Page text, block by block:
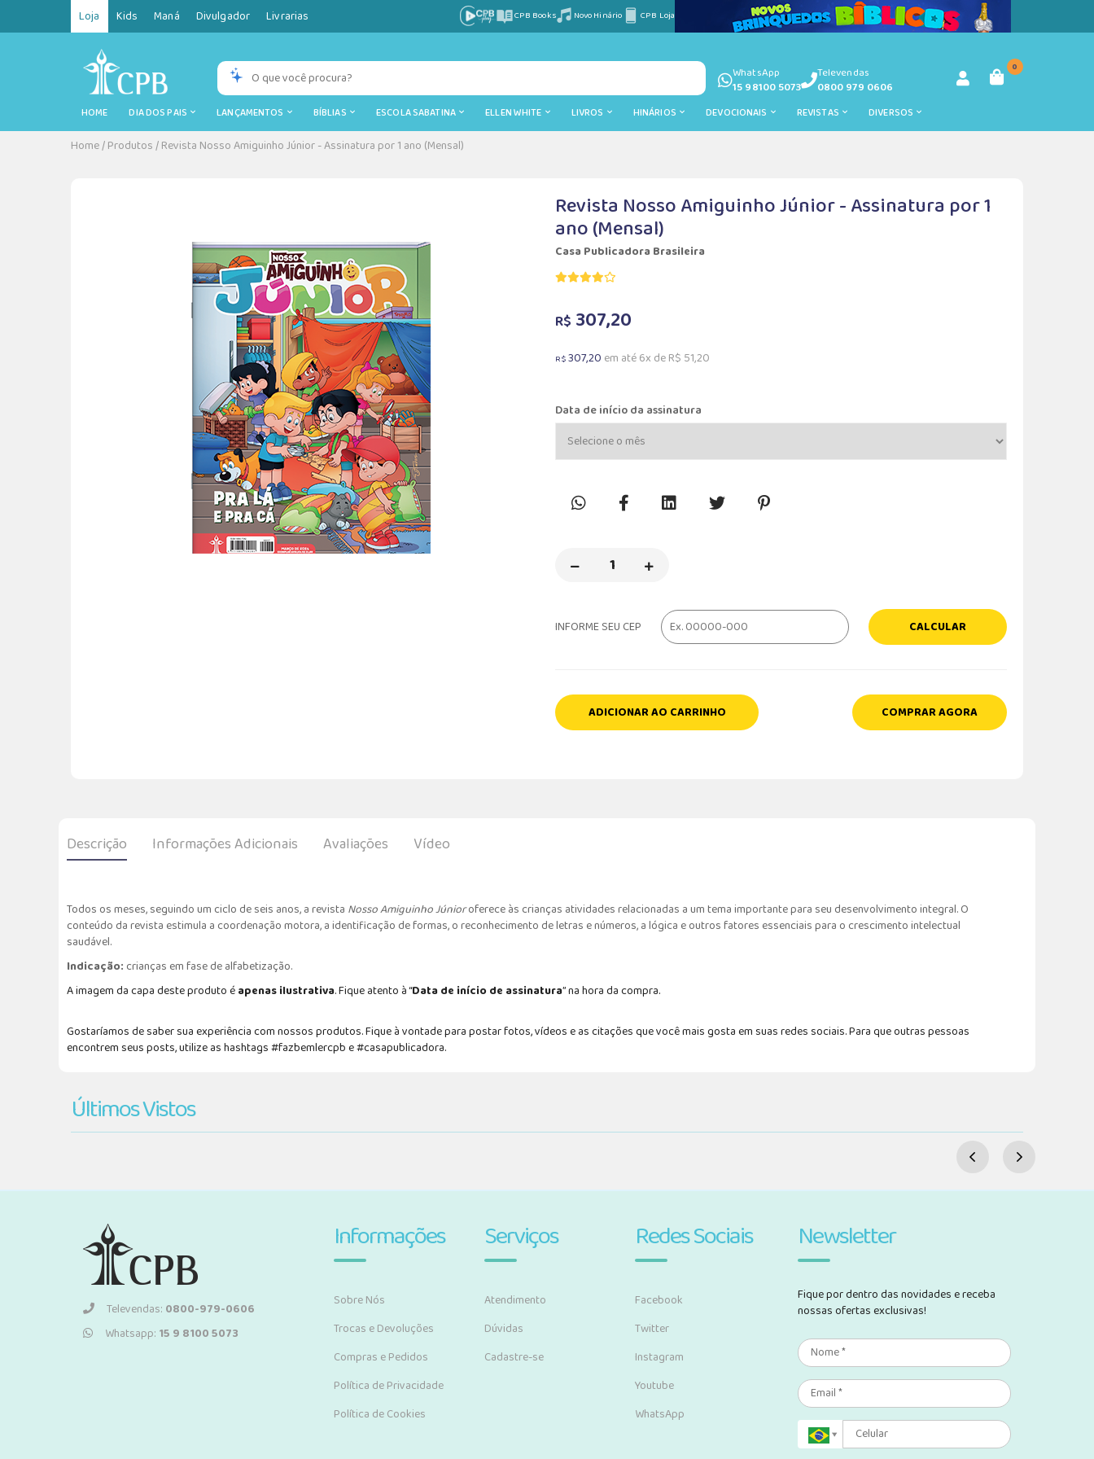
Loja Kids Maná Divulgador Livrarias CPB Books Novo Hinário CPB Loja
WhatsApp
15 98100 5073
Televendas
0800 979 0606
0
HOME DIA DOS PAIS LANÇAMENTOS BÍBLIAS ESCOLA SABATINA ELLEN WHITE LIVROS HINÁRIOS DEVOCIONAIS REVISTAS DIVERSOS
Home/Produtos/Revista Nosso Amiguinho Júnior - Assinatura por 1 ano (Mensal)
Revista Nosso Amiguinho Júnior - Assinatura por 1
ano (Mensal)
Casa Publicadora Brasileira
R$ 307,20
R$307,20 em até 6x de R$ 51,20
Data de início da assinatura
INFORME SEU CEP CALCULAR
ADICIONAR AO CARRINHO COMPRAR AGORA
Descrição Informações Adicionais Avaliações Vídeo
Todos os meses, seguindo um ciclo de seis anos, a revista Nosso Amiguinho Júnioroferece às crianças atividades relacionadas a um tema importante para seu desenvolvimento integral. O
conteúdo da revista estimula a coordenação motora, a identificação de formas, o reconhecimento de letras e números, a lógica e outros fatores essenciais para o crescimento intelectual
saudável.
Indicação: crianças em fase de alfabetização.
A imagem da capa deste produto éapenas ilustrativa. Fique atento à “Data de início de assinatura” na hora da compra.
Gostaríamos de saber sua experiência com nossos produtos. Fique à vontade para postar fotos, vídeos e as citações que você mais gosta em suas redes sociais. Para que outras pessoas
encontrem seus posts, utilize as hashtags #fazbemlercpb e #casapublicadora.
Últimos Vistos
Televendas: 0800-979-0606
Whatsapp: 15 9 8100 5073
Informações
Sobre Nós
Trocas e Devoluções
Compras e Pedidos
Política de Privacidade
Política de Cookies
Serviços
Atendimento
Dúvidas
Cadastre-se
Redes Sociais
Facebook
Twitter
Instagram
Youtube
WhatsApp
Newsletter
Fique por dentro das novidades e receba
nossas ofertas exclusivas!